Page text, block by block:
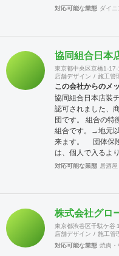
対応可能な業態 ダイ
協同組合日本
東京都中央区京橋1-
店舗デザイン
施工管
この会社からのメ
協同組合日本店装
認可されました、
団です。 組合の
組合です。→地元
来ます。 団体保
は、個人で入るよ
訪問活動（クリニ
より新規開拓の期
在する会員が組織
で、会員企業が増
ちな建設業界に於
交換を行いながら
トでなんでも情報
対応可能な業態 居酒屋
株式会社グロ
東京都渋谷区千駄ケ谷
店舗デザイン
施工管
対応可能な業態 焼肉・